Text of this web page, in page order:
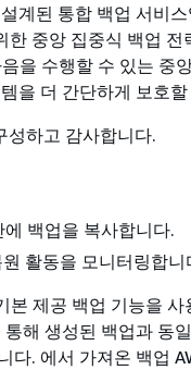
계된 통합 백업 서비
한 중앙 집중식 백업
을 수행할 수 있는 중
을 더 간단하게 보호
성하고 감사합니다.
에 백업을 복사합니다.
활동을 모니터링합니
본 제공 백업 기능을
해 생성된 백업과 동
다. 에서 가져온 백업